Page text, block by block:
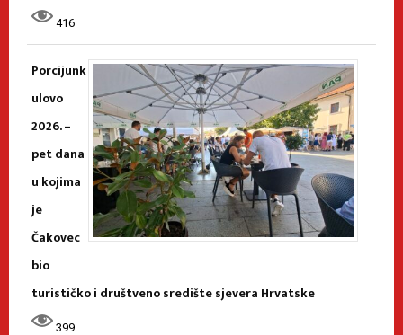
416
Porcijunk
ulovo
2026. –
pet dana
u kojima
je
Čakovec
bio
turističko i društveno središte sjevera Hrvatske
399